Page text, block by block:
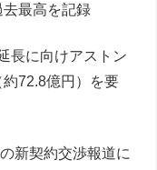
最高を記録
長に向けアストン
72.8億円）を要
新契約交渉報道に